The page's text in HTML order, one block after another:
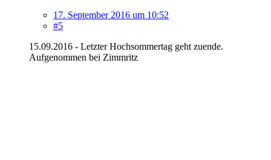
17. September 2016 um 10:52
#5
15.09.2016 - Letzter Hochsommertag geht zuende.
Aufgenommen bei Zimmritz